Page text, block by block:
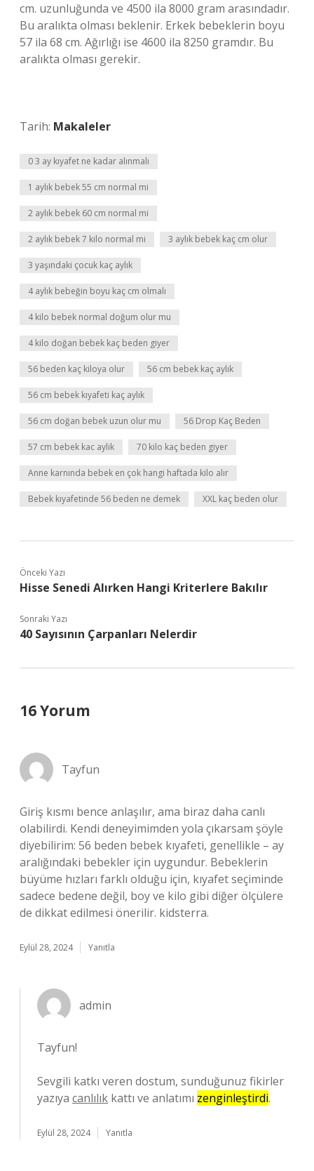
cm. uzunluğunda ve 4500 ila 8000 gram arasındadır.
Bu aralıkta olması beklenir. Erkek bebeklerin boyu
57 ila 68 cm. Ağırlığı ise 4600 ila 8250 gramdır. Bu
aralıkta olması gerekir.
Tarih: Makaleler
0 3 ay kıyafet ne kadar alınmalı
1 aylık bebek 55 cm normal mi
2 aylık bebek 60 cm normal mi
2 aylık bebek 7 kilo normal mi 3 aylık bebek kaç cm olur
3 yaşındaki çocuk kaç aylık
4 aylık bebeğin boyu kaç cm olmalı
4 kilo bebek normal doğum olur mu
4 kilo doğan bebek kaç beden giyer
56 beden kaç kiloya olur 56 cm bebek kaç aylık
56 cm bebek kıyafeti kaç aylık
56 cm doğan bebek uzun olur mu 56 Drop Kaç Beden
57 cm bebek kac aylik 70 kilo kaç beden giyer
Anne karnında bebek en çok hangi haftada kilo alır
Bebek kıyafetinde 56 beden ne demek XXL kaç beden olur
Önceki Yazı
Hisse Senedi Alırken Hangi Kriterlere Bakılır
Sonraki Yazı
40 Sayısının Çarpanları Nelerdir
16 Yorum
Tayfun
Giriş kısmı bence anlaşılır, ama biraz daha canlı
olabilirdi. Kendi deneyimimden yola çıkarsam şöyle
diyebilirim: 56 beden bebek kıyafeti, genellikle – ay
aralığındaki bebekler için uygundur. Bebeklerin
büyüme hızları farklı olduğu için, kıyafet seçiminde
sadece bedene değil, boy ve kilo gibi diğer ölçülere
de dikkat edilmesi önerilir. kidsterra.
Eylül 28, 2024 Yanıtla
admin
Tayfun!
Sevgili katkı veren dostum, sunduğunuz fikirler
yazıya canlılık kattı ve anlatımı zenginleştirdi.
Eylül 28, 2024 Yanıtla